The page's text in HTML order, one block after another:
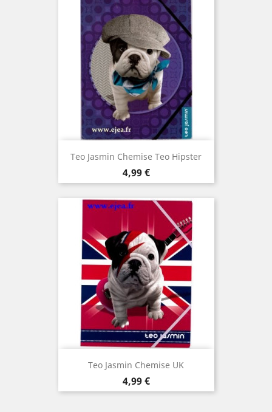
Teo Jasmin Chemise Teo Hipster
Prix
4,99 €
Teo Jasmin Chemise UK
Prix
4,99 €